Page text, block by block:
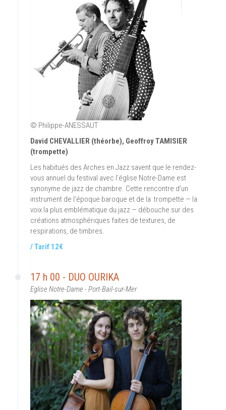
© Philippe-ANESSAUT
David CHEVALLIER (théorbe), Geoffroy TAMISIER
(trompette)
Les habitués des Arches en Jazz savent que le rendez-
vous annuel du festival avec l’église Notre-Dame est
synonyme de jazz de chambre. Cette rencontre d’un
instrument de l’époque baroque et de la trompette — la
voix la plus emblématique du jazz — débouche sur des
créations atmosphériques faites de textures, de
respirations, de timbres.
/ Tarif 12€
17 h 00 - DUO OURIKA
Eglise Notre-Dame - Port-Bail-sur-Mer